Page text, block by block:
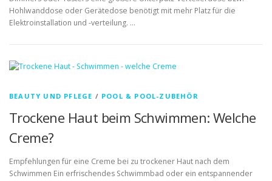
Hohlwanddose oder Gerätedose benötigt mit mehr Platz für die
Elektroinstallation und -verteilung. …
BEAUTY UND PFLEGE / POOL & POOL-ZUBEHÖR
Trockene Haut beim Schwimmen: Welche
Creme?
Empfehlungen für eine Creme bei zu trockener Haut nach dem
Schwimmen Ein erfrischendes Schwimmbad oder ein entspannender